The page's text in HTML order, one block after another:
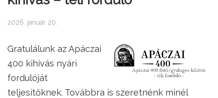
2026. január 20.
Gratulálunk az Apáczai
400 kihívás nyári
fordulóját
teljesítőknek. Továbbra is szeretnénk minél